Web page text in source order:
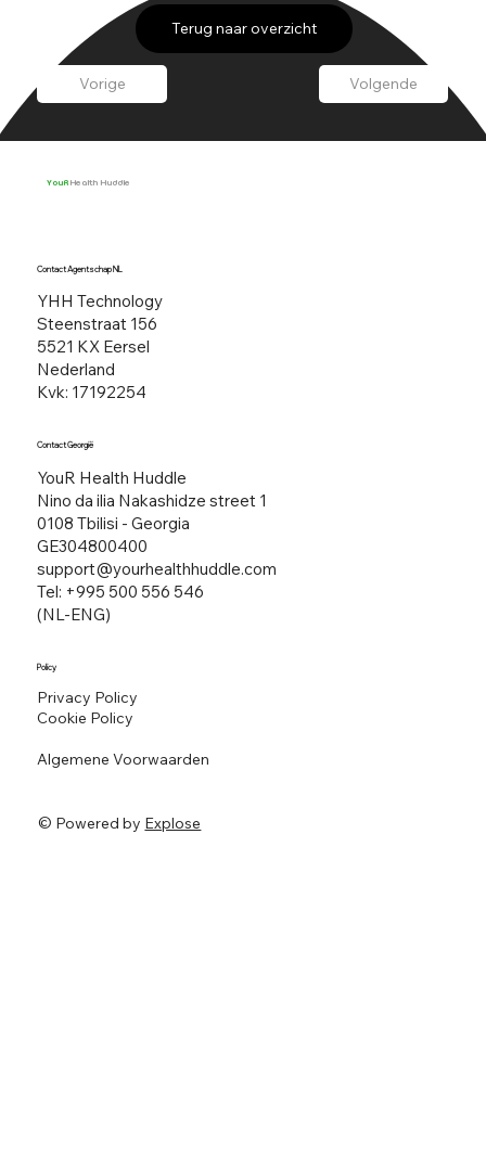
Terug naar overzicht
Vorige Volgende
YouR Health Huddle
Contact Agentschap NL
YHH Technology
Steenstraat 156​
5521 KX Eersel
Nederland
Kvk: 17192254
Contact Georgië
YouR Health Huddle
Nino da ilia Nakashidze street 1
0108 Tbilisi - Georgia
GE304800400
support@yourhealthhuddle.com
Tel: +995 500 556 546
(NL-ENG)
Policy
Privacy Policy
Cookie Policy
Algemene Voorwaarden
© Powered by Explose